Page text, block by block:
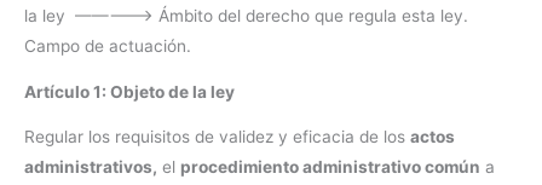
la ley ————–> Ámbito del derecho que regula esta ley.
Campo de actuación.
Artículo 1: Objeto de la ley
Regular los requisitos de validez y eficacia de los actos
administrativos, el procedimiento administrativo común a